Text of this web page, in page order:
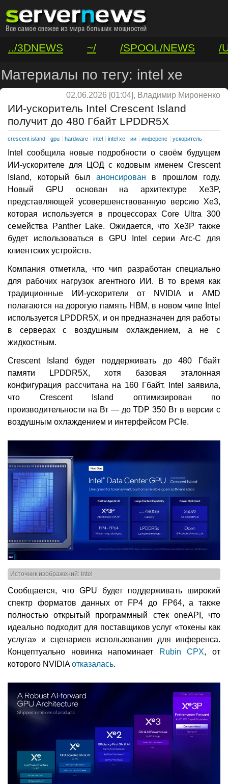
../3DNEWS ~/ /SPOOL/NEWS
/
/VAR/CONTACT
Материалы по тегу: intel xe
02.06.2026 [01:04], Владимир Мироненко
ИИ-ускоритель Intel Crescent Island
получит до 480 Гбайт LPDDR5X
crescent island gpu hardware intel intel xe ии инференс ускоритель
Intel сообщила новые подробности о своём будущем
ИИ-ускорителе для ЦОД с кодовым именем Crescent
Island, который был анонсирован в прошлом году.
Новый GPU основан на архитектуре Xe3P,
представляющей усовершенствованную версию Xe3,
которая используется в процессорах Core Ultra 300
семейства Panther Lake. Ожидается, что Xe3P также
будет использоваться в GPU Intel серии Arc-C для
клиентских устройств.
Компания отметила, что чип разработан специально
для рабочих нагрузок агентного ИИ. В то время как
традиционные ИИ-ускорители от NVIDIA и AMD
полагаются на дорогую память HBM, в новом чипе Intel
используется LPDDR5X, и он предназначен для работы
в серверах с воздушным охлаждением, а не с
жидкостным.
Crescent Island будет поддерживать до 480 Гбайт
памяти LPDDR5X, хотя базовая эталонная
конфигурация рассчитана на 160 Гбайт. Intel заявила,
что Crescent Island оптимизирован по
производительности на Вт — до TDP 350 Вт в версии с
воздушным охлаждением и интерфейсом PCIe.
Источник изображений: Intel
Сообщается, что GPU будет поддерживать широкий
спектр форматов данных от FP4 до FP64, а также
полностью открытый программный стек oneAPI, что
идеально подходит для поставщиков услуг «токены как
услуга» и сценариев использования для инференса.
Концептуально новинка напоминает
Rubin CPX, от
которого NVIDIAотказалась.